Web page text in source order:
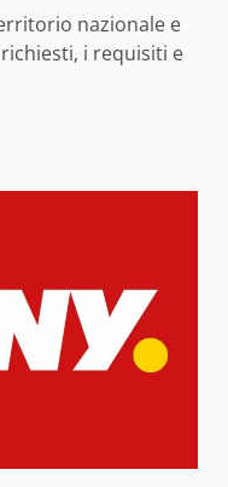
nazionale e
i requisiti e